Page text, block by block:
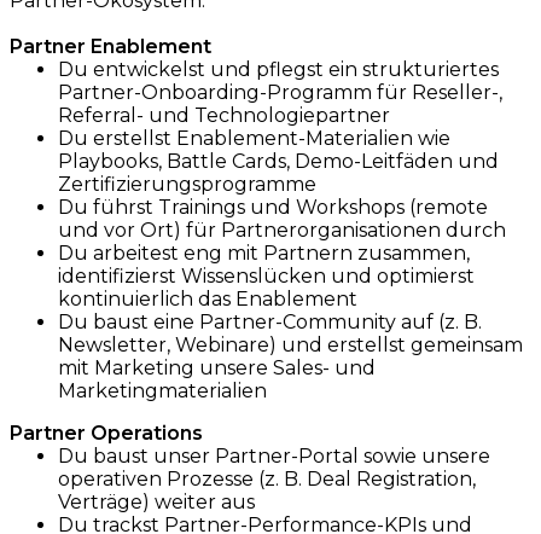
Partner Enablement
Du entwickelst und pflegst ein strukturiertes
Partner-Onboarding-Programm für Reseller-,
Referral- und Technologiepartner
Du erstellst Enablement-Materialien wie
Playbooks, Battle Cards, Demo-Leitfäden und
Zertifizierungsprogramme
Du führst Trainings und Workshops (remote
und vor Ort) für Partnerorganisationen durch
Du arbeitest eng mit Partnern zusammen,
identifizierst Wissenslücken und optimierst
kontinuierlich das Enablement
Du baust eine Partner-Community auf (z. B.
Newsletter, Webinare) und erstellst gemeinsam
mit Marketing unsere Sales- und
Marketingmaterialien
Partner Operations
Du baust unser Partner-Portal sowie unsere
operativen Prozesse (z. B. Deal Registration,
Verträge) weiter aus
Du trackst Partner-Performance-KPIs und